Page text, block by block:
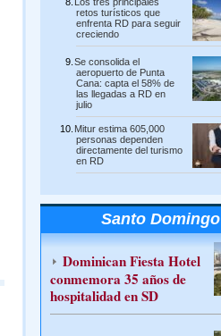
retos turísticos que
enfrenta RD para seguir
creciendo
Se consolida el
aeropuerto de Punta
Cana: capta el 58% de
las llegadas a RD en
julio
Mitur estima 605,000
personas dependen
directamente del turismo
en RD
Santo Domingo
Dominican Fiesta Hotel
conmemora 35 años de
hospitalidad en SD